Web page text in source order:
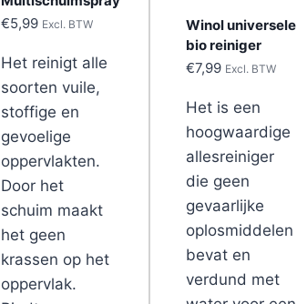
€5,99 Excl. BTW
Het reinigt alle
soorten vuile,
stoffige en
gevoelige
oppervlakten.
Door het
schuim maakt
het geen
krassen op het
oppervlak.
Winol universele
bio reiniger
€7,99 Excl. BTW
Het is een
hoogwaardige
allesreiniger
die geen
gevaarlijke
oplosmiddelen
bevat en
verdund met